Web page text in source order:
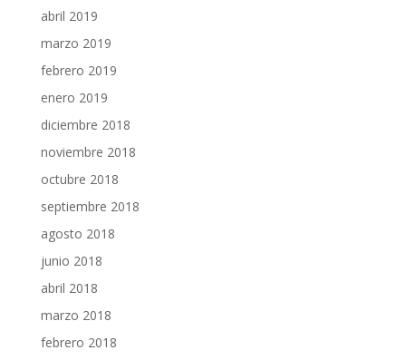
abril 2019
marzo 2019
febrero 2019
enero 2019
diciembre 2018
noviembre 2018
octubre 2018
septiembre 2018
agosto 2018
junio 2018
abril 2018
marzo 2018
febrero 2018